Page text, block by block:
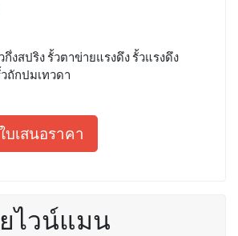
กึ่งสปริง รั้วตาข่ายแรงดึง รั้วแรงดึง
ถักปมเทวดา
เสนอราคา
ไวน์แมน